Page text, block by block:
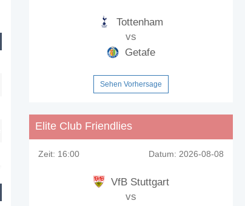
Tottenham
vs
Getafe
Sehen Vorhersage
Elite Club Friendlies
Zeit: 16:00 Datum: 2026-08-08
VfB Stuttgart
vs